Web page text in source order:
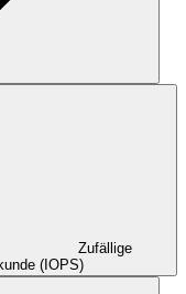
Zufällige
(IOPS)